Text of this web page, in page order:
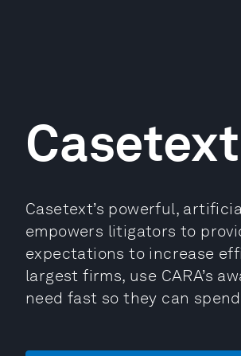
Casetext
Casetext’s powerful,
empowers litigators to
expectations to increase
largest firms, use CARA’s
need fast so they can